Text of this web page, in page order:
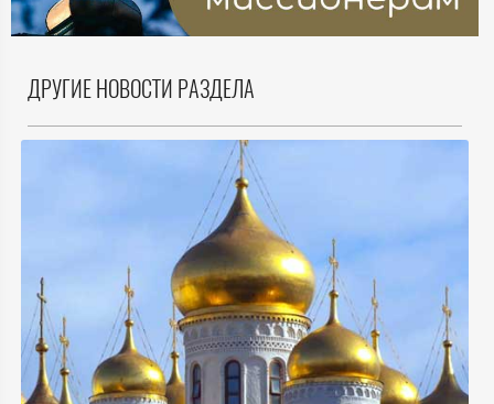
ДРУГИЕ НОВОСТИ РАЗДЕЛА